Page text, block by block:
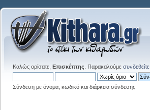
Καλώς ορίσατε, Επισκέπτης . Παρακαλούμε συνδεθείτε
Σύνδεση με όνομα, κωδικό και διάρκεια σύνδεσης